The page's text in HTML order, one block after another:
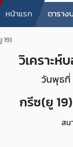
หน้าแรก ตาราง
19)
วิเคราะห์
วันพุธที่
กรีซ(ยู 19)
สน